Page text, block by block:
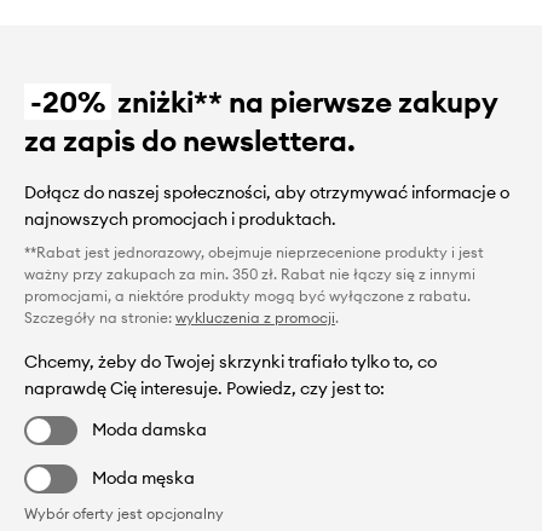
-20% zniżki** na pierwsze zakupy
za zapis do newslettera.
Dołącz do naszej społeczności, aby otrzymywać informacje o
najnowszych promocjach i produktach.
**Rabat jest jednorazowy, obejmuje nieprzecenione produkty i jest
ważny przy zakupach za min. 350 zł. Rabat nie łączy się z innymi
promocjami, a niektóre produkty mogą być wyłączone z rabatu.
Szczegóły na stronie: wykluczenia z promocji.
Chcemy, żeby do Twojej skrzynki trafiało tylko to, co
naprawdę Cię interesuje. Powiedz, czy jest to:
Moda damska
Moda męska
Wybór oferty jest opcjonalny